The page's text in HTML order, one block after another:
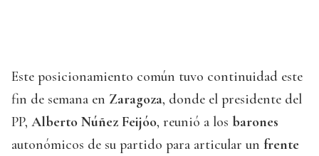
Este posicionamiento común tuvo continuidad este
fin de semana en Zaragoza, donde el presidente del
PP, Alberto Núñez Feijóo, reunió a los barones
autonómicos de su partido para articular un frente